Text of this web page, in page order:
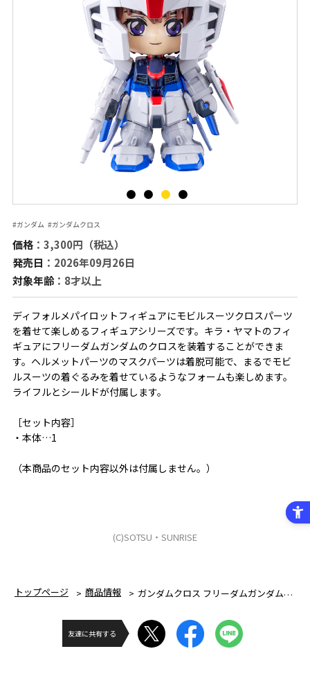
#ガンダム #ガンダムクロス
価格：3,300円（税込）
発売日 ：2026年09月26日
対象年齢：8才以上
ディフォルメパイロットフィギュアにモビルスーツクロスパーツ
を着せて楽しめるフィギュアシリーズです。キラ・ヤマトのフィ
ギュアにフリーダムガンダムのクロスを装着することができま
す。ヘルメットパーツのマスクパーツは着脱可能で、まるでモビ
ルスーツの着ぐるみを着せているようなフォームも楽しめます。
ライフルとシールドが付属します。
［セット内容］
・本体…1
（本商品のセット内容以外は付属しません。）
(C)SOTSU・SUNRISE
トップページ 商品情報 ガンダムクロス フリーダムガンダム&キラ・ヤマト
友達に共有する